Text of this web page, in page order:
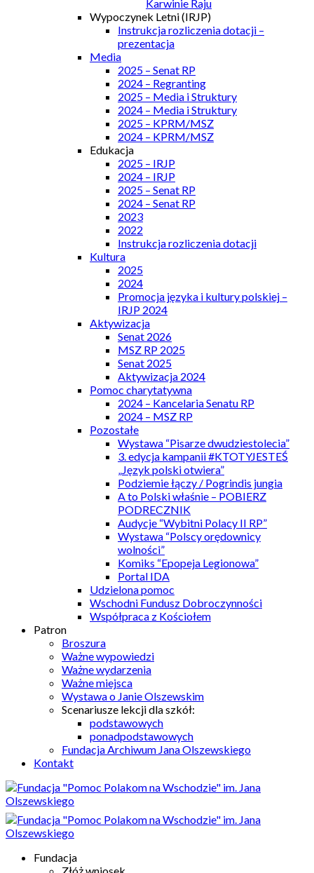
Karwinie Raju
Wypoczynek Letni (IRJP)
Instrukcja rozliczenia dotacji –
prezentacja
Media
2025 – Senat RP
2024 – Regranting
2025 – Media i Struktury
2024 – Media i Struktury
2025 – KPRM/MSZ
2024 – KPRM/MSZ
Edukacja
2025 – IRJP
2024 – IRJP
2025 – Senat RP
2024 – Senat RP
2023
2022
Instrukcja rozliczenia dotacji
Kultura
2025
2024
Promocja języka i kultury polskiej –
IRJP 2024
Aktywizacja
Senat 2026
MSZ RP 2025
Senat 2025
Aktywizacja 2024
Pomoc charytatywna
2024 – Kancelaria Senatu RP
2024 – MSZ RP
Pozostałe
Wystawa “Pisarze dwudziestolecia”
3. edycja kampanii #KTOTYJESTEŚ
„Język polski otwiera”
Podziemie łączy / Pogrindis jungia
A to Polski właśnie – POBIERZ
PODRECZNIK
Audycje “Wybitni Polacy II RP”
Wystawa “Polscy orędownicy
wolności”
Komiks “Epopeja Legionowa”
Portal IDA
Udzielona pomoc
Wschodni Fundusz Dobroczynności
Współpraca z Kościołem
Patron
Broszura
Ważne wypowiedzi
Ważne wydarzenia
Ważne miejsca
Wystawa o Janie Olszewskim
Scenariusze lekcji dla szkół:
podstawowych
ponadpodstawowych
Fundacja Archiwum Jana Olszewskiego
Kontakt
Fundacja